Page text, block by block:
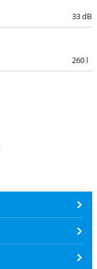
33 dB
260 l